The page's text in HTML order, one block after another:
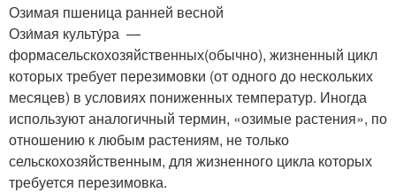
Озимая пшеница ранней весной
Ози́мая культу́ра —
формасельскохозяйственных(обычно), жизненный цикл
которых требует перезимовки (от одного до нескольких
месяцев) в условиях пониженных температур. Иногда
используют аналогичный термин, «озимые растения», по
отношению к любым растениям, не только
сельскохозяйственным, для жизненного цикла которых
требуется перезимовка.